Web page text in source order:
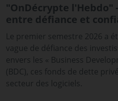
"OnDécrypte l'Hebdo"
entre défiance et
Le premier semestre 2026 a
vague de défiance des
envers les « Business
(BDC), ces fonds de dette
secteur des logiciels.